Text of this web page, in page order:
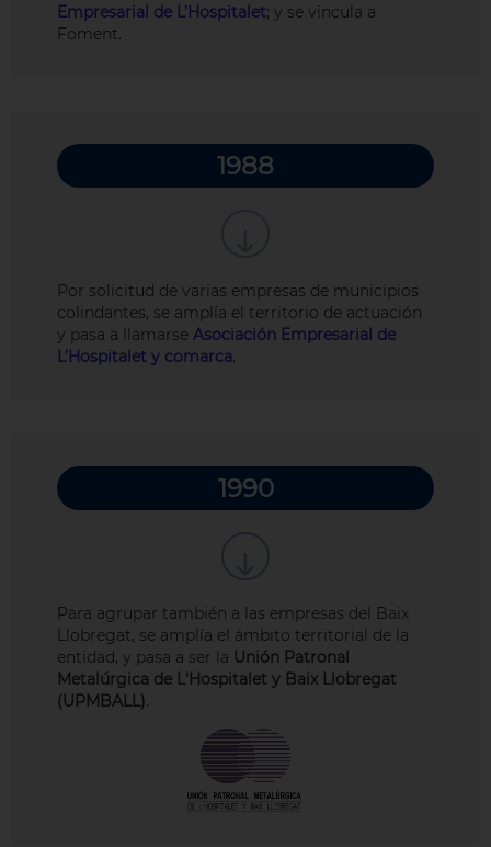
Empresarial de L’Hospitalet; y se vincula a
Foment.
1988
Por solicitud de varias empresas de municipios
colindantes, se amplía el territorio de actuación
y pasa a llamarse Asociación Empresarial de
L’Hospitalet y comarca.
1990
Para agrupar también a las empresas del Baix
Llobregat, se amplía el ámbito territorial de la
entidad, y pasa a ser la Unión Patronal
Metalúrgica de L'Hospitalet y Baix Llobregat
(UPMBALL).